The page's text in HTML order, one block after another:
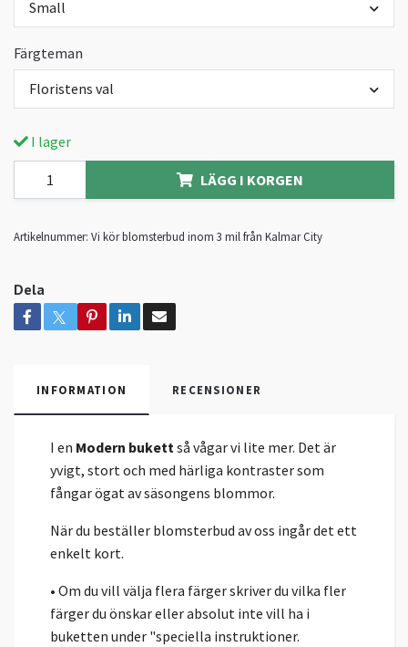
Small
Färgteman
Floristens val
I lager
LÄGG I KORGEN
Artikelnummer: Vi kör blomsterbud inom 3 mil från Kalmar City
Dela
INFORMATION RECENSIONER
I en Modern bukettså vågar vi lite mer. Det är
yvigt, stort och med härliga kontraster som
fångar ögat av säsongens blommor.
När du beställer blomsterbud av oss ingår det ett
enkelt kort.
• Om du vill välja flera färger skriver du vilka fler
färger du önskar eller absolut inte vill ha i
buketten under "speciella instruktioner.